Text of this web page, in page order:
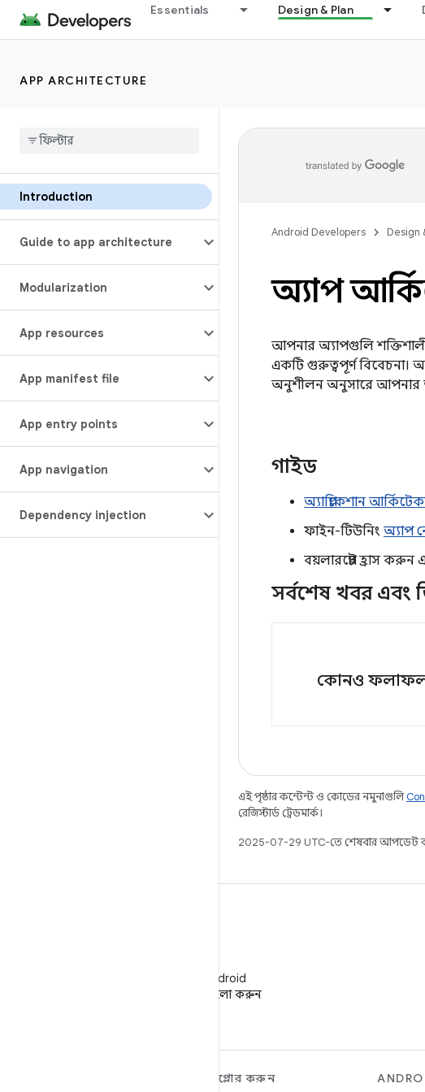
Essentials Design & Plan
APP ARCHITECTURE
Introduction
Guide to app architecture
Modularization
App resources
App manifest file
App entry points
App navigation
Dependency injection
Android Developers Design
অ্যাপ
আপনার অ্যাপগুলি
একটি গুরুত্বপূর্ণ বিবেচনা।
অনুশীলন অনুসারে আপনার
গাইড
অ্যাপ্লিকেশান
ফাইন-টিউনিং অ্যাপ
বয়লারপ্লেট হ্রাস করুন
সর্বশেষ খবর এবং
কোনও ফলাফল
এই পৃষ্ঠার কন্টেন্ট ও কোডের নমুনাগুলি
রেজিস্টার্ড ট্রেডমার্ক।
2025-07-29 UTC-তে শেষবার আপডেট
WeChat-এ Android
ডেভেলপারদের ফলো করুন
এক্সপ্লোর করুন